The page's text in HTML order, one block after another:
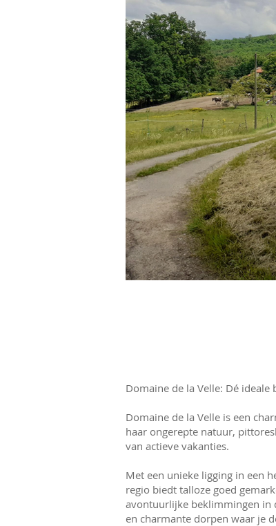
Domaine de la Velle: Dé
Domaine de la Velle is een
haar ongerepte natuur,
van actieve vakanties.
Met een unieke ligging in een
regio biedt talloze goed
avontuurlijke beklimmingen in
en charmante dorpen waar je